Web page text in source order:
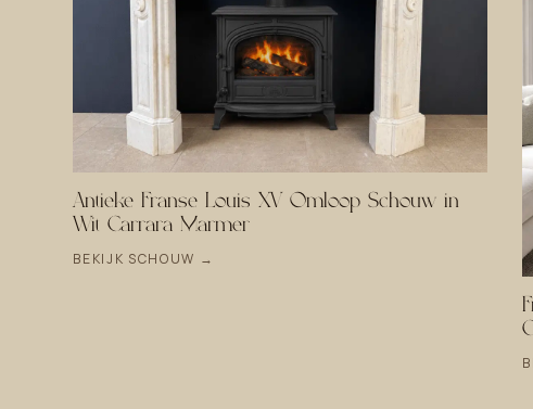
Antieke Franse Louis XV Omloop Schouw in
Wit Carrara Marmer
BEKIJK SCHOUW →